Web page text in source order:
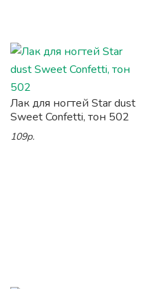
Лак для ногтей Star dust
Sweet Confetti, тон 502
109р.